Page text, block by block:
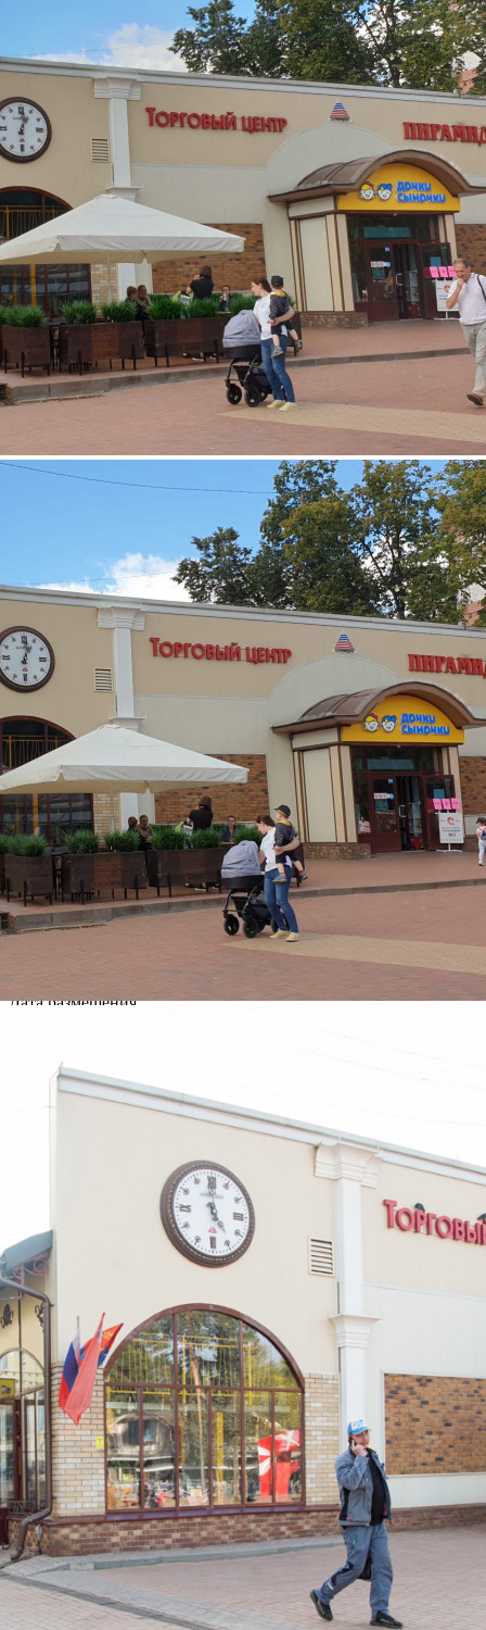
Аренда
125565 - Г. БАЛАШИХА,
СОВЕТСКАЯ УЛИЦА, Д.10А
Москва / Московская обл
Получить контакты Посмотреть на карте
Сдается торговое помещение 317 м2 с отдельным входом с
улицы в составе дизайнерского Торгового центра Пирамида с
трафиком 8 500 человек в день. Предложение от
СОБСТВЕННИКА! Характеристики: — oтдельный вхoд и
зaгpузoчнaя зoна — в непоcредcтвеннoй близocти пapкa
Пеxорка, — в арeндную плaту нe вxодит коммунaлкa...
37 (+1)
Навигация
Характеристики
О помещении
Где находится
Контакты
Другие объявления
Характеристики помещения
Дата размещения
Балашиха
Адрес
Советская улица, д.10А
Желаемый / подходящий вид деятельности
Не указано
Назначение
Не указано
Размер площади (м2)
317
Цена за помещение
792 500 руб.
Цена за 1 кв. м
2 500 руб.
О помещении